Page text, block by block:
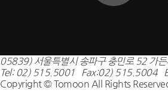
05839) 서울특별시 송파구 충민로 52 가
Tel: 02) 515.5001 Fax:02) 515.5004
Copyright © Tomoon All Rights